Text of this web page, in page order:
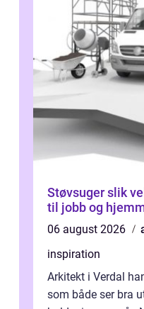
Støvsuger slik velger du riktig modell
til jobb og
06 august 2026
inspiration
Arkitekt i Verdal
som både ser bra